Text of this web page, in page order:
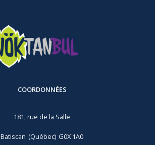
COORDONNÉES
181, rue de la Salle
Batiscan (Québec) G0X 1A0